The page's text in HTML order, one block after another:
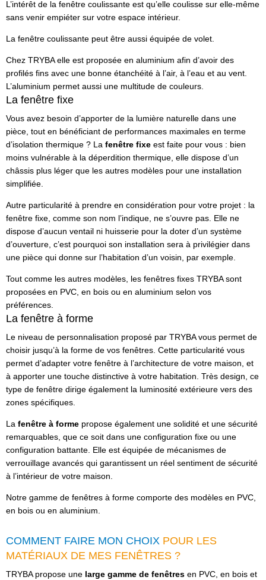
L’intérêt de la fenêtre coulissante est qu’elle coulisse sur elle-même
sans venir empiéter sur votre espace intérieur.
La fenêtre coulissante peut être aussi équipée de volet.
Chez TRYBA elle est proposée en aluminium afin d’avoir des
profilés fins avec une bonne étanchéité à l’air, à l’eau et au vent.
L’aluminium permet aussi une multitude de couleurs.
La fenêtre fixe
Vous avez besoin d’apporter de la lumière naturelle dans une
pièce, tout en bénéficiant de performances maximales en terme
d’isolation thermique ? La fenêtre fixe est faite pour vous : bien
moins vulnérable à la déperdition thermique, elle dispose d’un
châssis plus léger que les autres modèles pour une installation
simplifiée.
Autre particularité à prendre en considération pour votre projet : la
fenêtre fixe, comme son nom l’indique, ne s’ouvre pas. Elle ne
dispose d’aucun ventail ni huisserie pour la doter d’un système
d’ouverture, c’est pourquoi son installation sera à privilégier dans
une pièce qui donne sur l’habitation d’un voisin, par exemple.
Tout comme les autres modèles, les fenêtres fixes TRYBA sont
proposées en PVC, en bois ou en aluminium selon vos
préférences.
La fenêtre à forme
Le niveau de personnalisation proposé par TRYBA vous permet de
choisir jusqu’à la forme de vos fenêtres. Cette particularité vous
permet d’adapter votre fenêtre à l’architecture de votre maison, et
à apporter une touche distinctive à votre habitation. Très design, ce
type de fenêtre dirige également la luminosité extérieure vers des
zones spécifiques.
La fenêtre à forme propose également une solidité et une sécurité
remarquables, que ce soit dans une configuration fixe ou une
configuration battante. Elle est équipée de mécanismes de
verrouillage avancés qui garantissent un réel sentiment de sécurité
à l’intérieur de votre maison.
Notre gamme de fenêtres à forme comporte des modèles en PVC,
en bois ou en aluminium.
COMMENT FAIRE MON CHOIX POUR LES
MATÉRIAUX DE MES FENÊTRES ?
TRYBA propose une large gamme de fenêtres en PVC, en bois et